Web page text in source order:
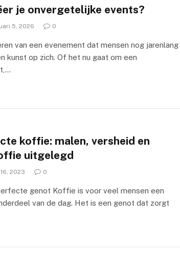
je onvergetelijke events?
5, 2026 0
van een evenement dat mensen nog jarenlang
kunst op zich. Of het nu gaat om een
koffie: malen, versheid en
uitgelegd
2023 0
genot Koffie is voor veel mensen een
van de dag. Het is een genot dat zorgt